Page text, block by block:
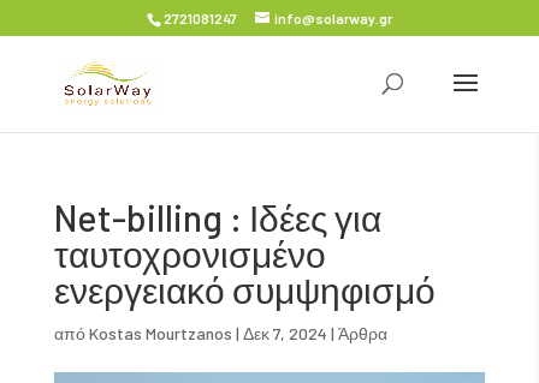
2721081247 info@solarway.gr
Net-billing : Ιδέες για
ταυτοχρονισμένο
ενεργειακό συμψηφισμό
απόKostas Mourtzanos | Δεκ 7, 2024 | Άρθρα